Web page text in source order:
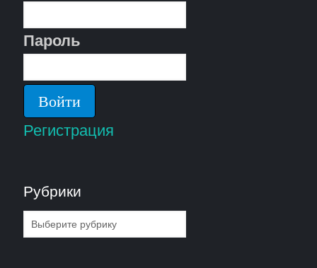
Пароль
Регистрация
Рубрики
Рубрики